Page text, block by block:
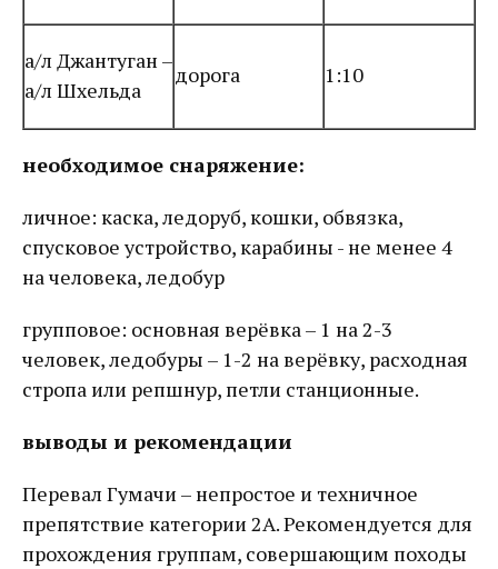
а/л Джантуган –
а/л Шхельда
дорога 1:10
необходимое снаряжение:
личное: каска, ледоруб, кошки, обвязка,
спусковое устройство, карабины - не менее 4
на человека, ледобур
групповое: основная верёвка – 1 на 2-3
человек, ледобуры – 1-2 на верёвку, расходная
стропа или репшнур, петли станционные.
выводы и рекомендации
Перевал Гумачи – непростое и техничное
препятствие категории 2А. Рекомендуется для
прохождения группам, совершающим походы